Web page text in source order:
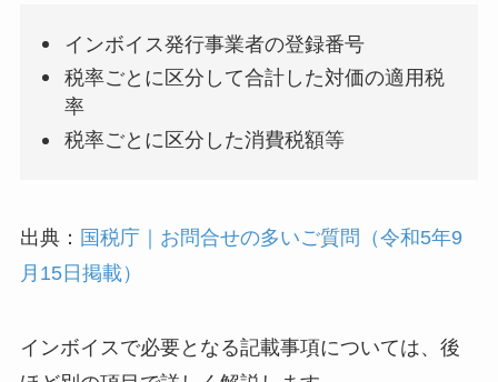
インボイス発行事業者の登録番号
税率ごとに区分して合計した対価の適用税
率
税率ごとに区分した消費税額等
出典： 国税庁｜お問合せの多いご質問（令和5年9
月15日掲載）
インボイスで必要となる記載事項については、後